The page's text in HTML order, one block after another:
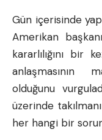
Gün içerisinde
Amerikan
kararlılığını bir
anlaşmasının
olduğunu
üzerinde
her hangi bir